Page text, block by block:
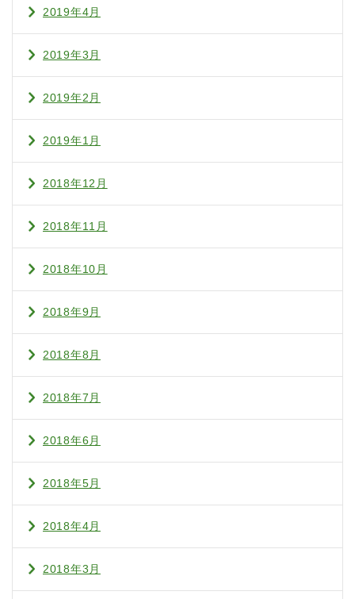
2019年4月
2019年3月
2019年2月
2019年1月
2018年12月
2018年11月
2018年10月
2018年9月
2018年8月
2018年7月
2018年6月
2018年5月
2018年4月
2018年3月